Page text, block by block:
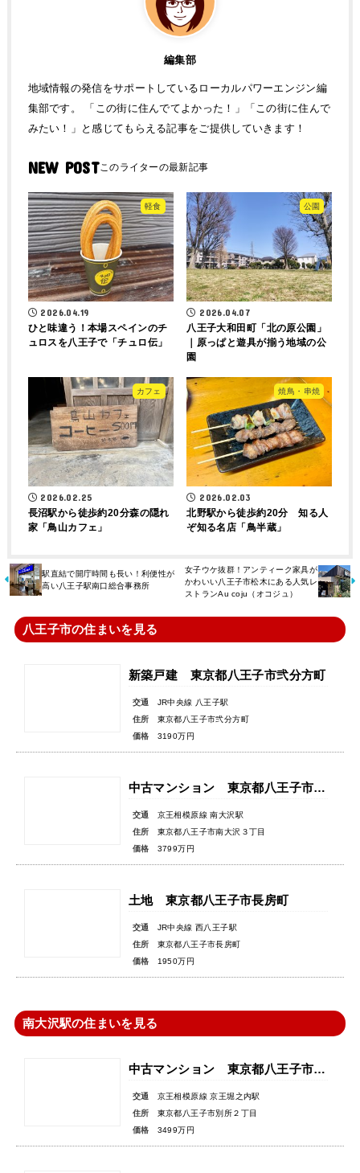
編集部
地域情報の発信をサポートしているローカルパワーエンジン編
集部です。 「この街に住んでてよかった！」「この街に住んで
みたい！」と感じてもらえる記事をご提供していきます！
NEW POST
軽食
2026.04.19
ひと味違う！本場スペインのチ
ュロスを八王子で「チュロ伝」
公園
2026.04.07
八王子大和田町「北の原公園」
｜原っぱと遊具が揃う地域の公
園
カフェ
2026.02.25
長沼駅から徒歩約20分森の隠れ
家「鳥山カフェ」
焼鳥・串焼
2026.02.03
北野駅から徒歩約20分 知る人
ぞ知る名店「鳥半蔵」
駅直結で開庁時間も長い！利便性が
高い八王子駅南口総合事務所
女子ウケ抜群！アンティーク家具が
かわいい八王子市松木にある人気レ
ストランAu coju（オコジュ）
八王子市の住まいを見る
新築戸建 東京都八王子市弐分方町
交通
JR中央線 八王子駅
住所
東京都八王子市弐分方町
価格
3190万円
中古マンション 東京都八王子市南大沢３丁目
交通
京王相模原線 南大沢駅
住所
東京都八王子市南大沢３丁目
価格
3799万円
土地 東京都八王子市長房町
交通
JR中央線 西八王子駅
住所
東京都八王子市長房町
価格
1950万円
南大沢駅の住まいを見る
中古マンション 東京都八王子市別所２丁目
交通
京王相模原線 京王堀之内駅
住所
東京都八王子市別所２丁目
価格
3499万円